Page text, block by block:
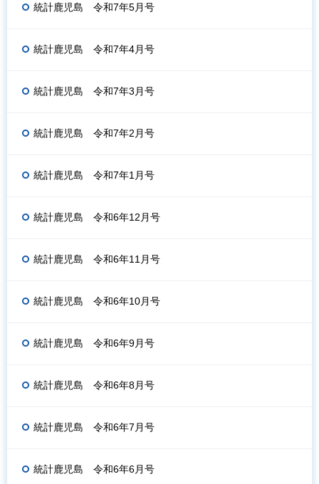
統計鹿児島 令和7年5月号
統計鹿児島 令和7年4月号
統計鹿児島 令和7年3月号
統計鹿児島 令和7年2月号
統計鹿児島 令和7年1月号
統計鹿児島 令和6年12月号
統計鹿児島 令和6年11月号
統計鹿児島 令和6年10月号
統計鹿児島 令和6年9月号
統計鹿児島 令和6年8月号
統計鹿児島 令和6年7月号
統計鹿児島 令和6年6月号